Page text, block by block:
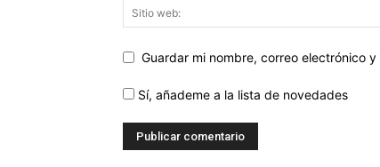
Guardar mi nombre, correo electrónico
Sí, añademe a la lista de novedades